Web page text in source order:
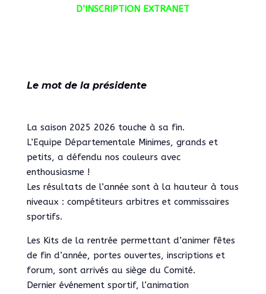
D’INSCRIPTION EXTRANET
Le mot de la présidente
La saison 2025 2026 touche à sa fin.
L’Equipe Départementale Minimes, grands et
petits, a défendu nos couleurs avec
enthousiasme !
Les résultats de l’année sont à la hauteur à tous
niveaux : compétiteurs arbitres et commissaires
sportifs.
Les Kits de la rentrée permettant d’animer fêtes
de fin d’année, portes ouvertes, inscriptions et
forum, sont arrivés au siège du Comité.
Dernier événement sportif, l’animation